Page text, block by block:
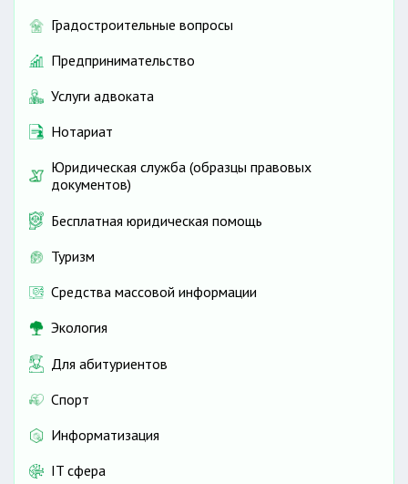
Градостроительные вопросы
Предпринимательство
Услуги адвоката
Нотариат
Юридическая служба (образцы правовых
документов)
Бесплатная юридическая помощь
Туризм
Средства массовой информации
Экология
Для абитуриентов
Спорт
Информатизация
IT сфера